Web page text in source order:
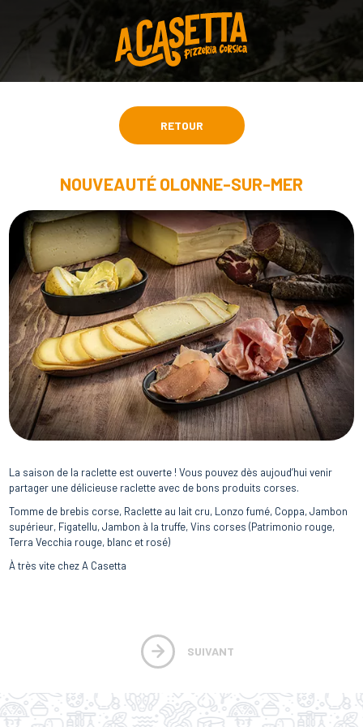
RETOUR
NOUVEAUTÉ OLONNE-SUR-MER
La saison de la raclette est ouverte ! Vous pouvez dès aujoud’hui venir
partager une délicieuse raclette avec de bons produits corses.
Tomme de brebis corse, Raclette au lait cru, Lonzo fumé, Coppa, Jambon
supérieur, Figatellu, Jambon à la truffe, Vins corses (Patrimonio rouge,
Terra Vecchia rouge, blanc et rosé)
À très vite chez A Casetta
SUIVANT